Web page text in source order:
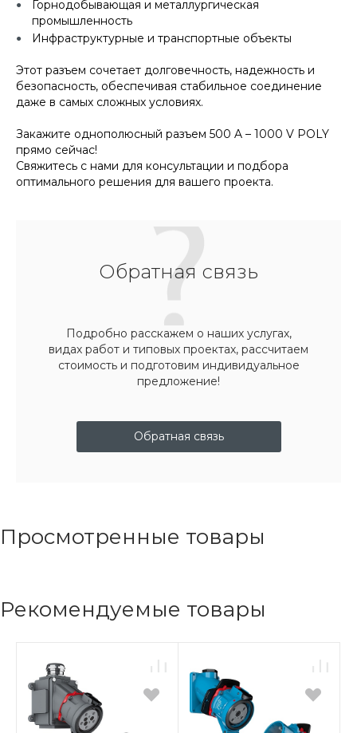
Горнодобывающая и металлургическая
промышленность
Инфраструктурные и транспортные объекты
Этот разъем сочетает долговечность, надежность и
безопасность, обеспечивая стабильное соединение
даже в самых сложных условиях.
Закажите однополюсный разъем 500 A – 1000 V POLY
прямо сейчас!
Свяжитесь с нами для консультации и подбора
оптимального решения для вашего проекта.
Обратная связь
Подробно расскажем о наших услугах,
видах работ и типовых проектах, рассчитаем
стоимость и подготовим индивидуальное
предложение!
Обратная связь
Просмотренные товары
Рекомендуемые товары